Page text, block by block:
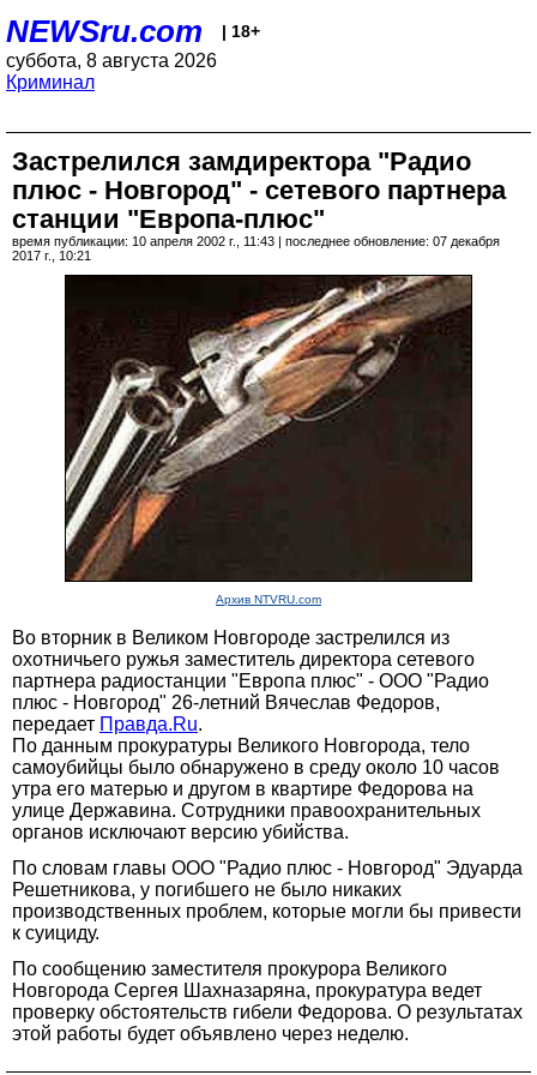
NEWSru.com | 18+
суббота, 8 августа 2026
Криминал
Застрелился замдиректора "Радио
плюс - Новгород" - сетевого партнера
станции "Европа-плюс"
время публикации: 10 апреля 2002 г., 11:43 | последнее обновление: 07 декабря
2017 г., 10:21
Архив NTVRU.com
Во вторник в Великом Новгороде застрелился из
охотничьего ружья заместитель директора сетевого
партнера радиостанции "Европа плюс" - ООО "Радио
плюс - Новгород" 26-летний Вячеслав Федоров,
передает Правда.Ru.
По данным прокуратуры Великого Новгорода, тело
самоубийцы было обнаружено в среду около 10 часов
утра его матерью и другом в квартире Федорова на
улице Державина. Сотрудники правоохранительных
органов исключают версию убийства.
По словам главы ООО "Радио плюс - Новгород" Эдуарда
Решетникова, у погибшего не было никаких
производственных проблем, которые могли бы привести
к суициду.
По сообщению заместителя прокурора Великого
Новгорода Сергея Шахназаряна, прокуратура ведет
проверку обстоятельств гибели Федорова. О результатах
этой работы будет объявлено через неделю.